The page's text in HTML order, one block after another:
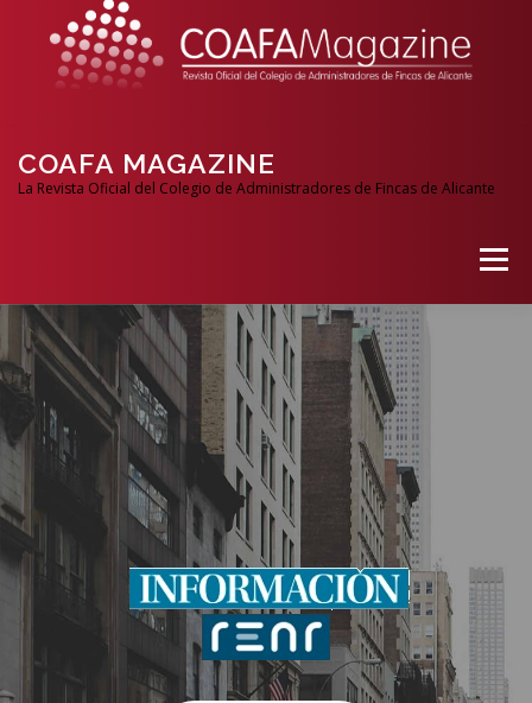
COAFA MAGAZINE
La Revista Oficial del Colegio de Administradores de Fincas de Alicante
Menú